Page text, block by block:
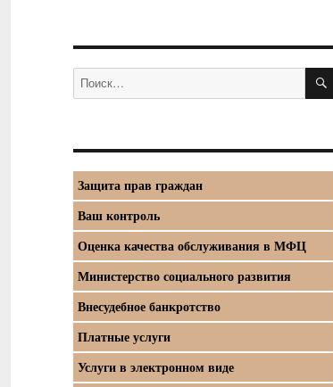
Искать:
Защита прав граждан
Ваш контроль
Оценка качества обслуживания в МФЦ
Министерство социального развития
Внесудебное банкротство
Платные услуги
Услуги в электронном виде